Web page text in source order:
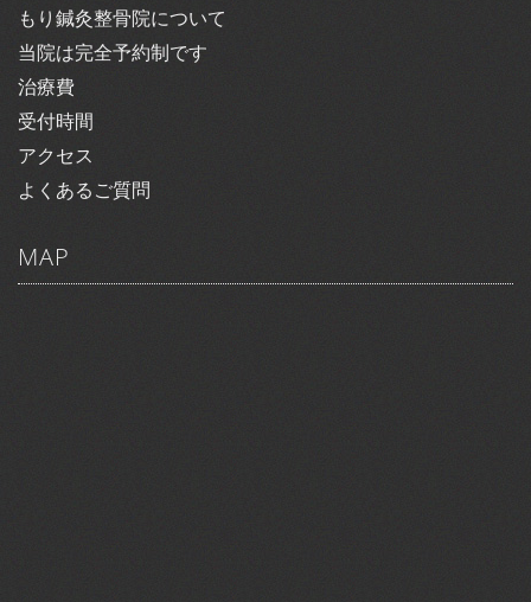
もり鍼灸整骨院について
当院は完全予約制です
治療費
受付時間
アクセス
よくあるご質問
MAP